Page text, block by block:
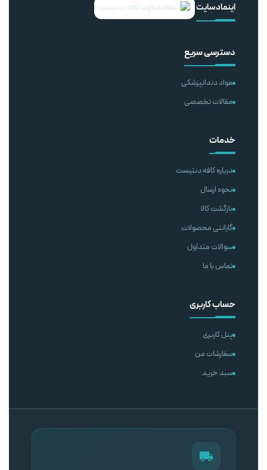
اینماد سایت
دسترسی سریع
مواد دندانپزشکی
مقالات تخصصی
خدمات
درباره کافه دنتیست
نحوه ارسال
بازگشت کالا
گارانتی محصولات
سوالات متداول
تماس با ما
حساب کاربری
پنل کاربری
سفارشات من
سبد خرید